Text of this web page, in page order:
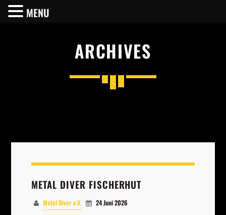
Facebook
Pinterest
ARCHIVES
METAL DIVER FISCHERHUT
Metal Diver e.V.
24 Juni 2026
MENU